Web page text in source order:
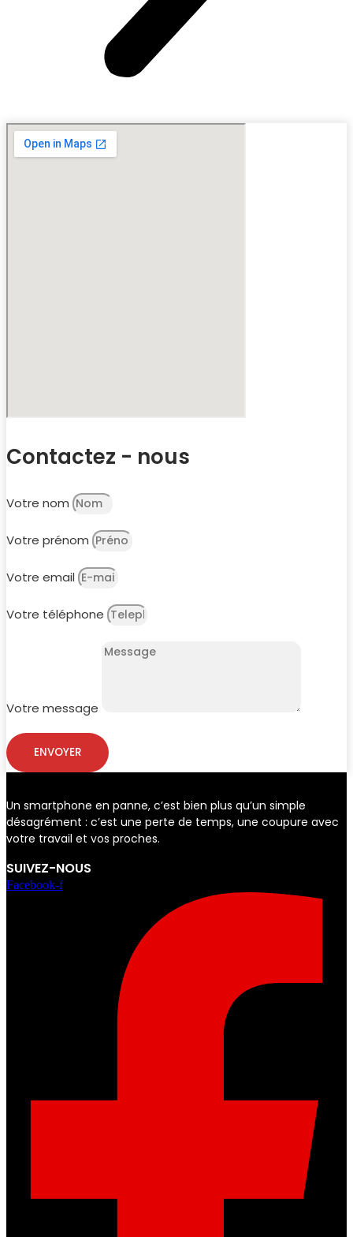
Contactez - nous
Votre nom
Votre prénom
Votre email
Votre téléphone
Votre message
ENVOYER
Un smartphone en panne, c’est bien plus qu’un simple
désagrément : c’est une perte de temps, une coupure avec
votre travail et vos proches.
SUIVEZ-NOUS
Facebook-f